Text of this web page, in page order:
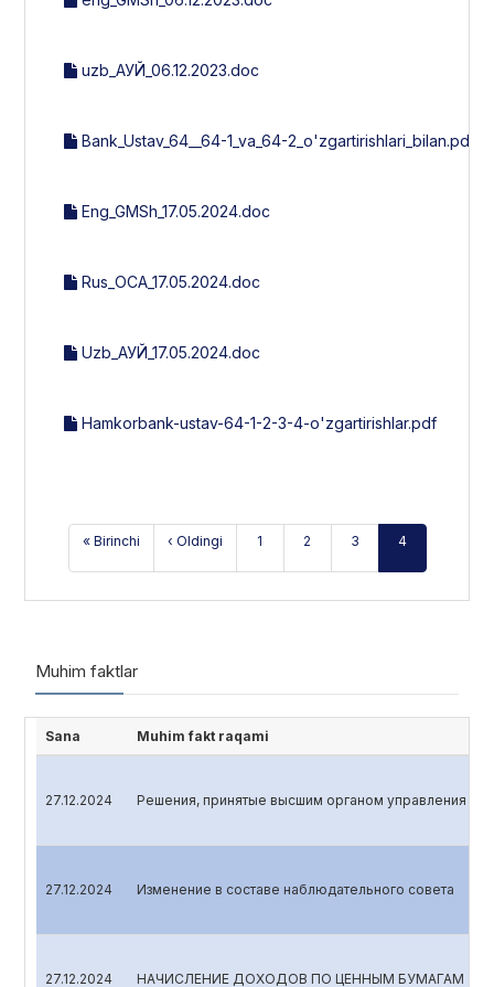
uzb_АУЙ_06.12.2023.doc
Bank_Ustav_64__64-1_va_64-2_o'zgartirishlari_bilan.pdf
Eng_GMSh_17.05.2024.doc
Rus_ОСА_17.05.2024.doc
Uzb_АУЙ_17.05.2024.doc
Hamkorbank-ustav-64-1-2-3-4-o'zgartirishlar.pdf
« Birinchi ‹ Oldingi 1 2 3 4
Muhim faktlar
Sana Muhim fakt raqami
27.12.2024 Решения, принятые высшим органом управления
27.12.2024 Изменение в составе наблюдательного совета
27.12.2024 НАЧИСЛЕНИЕ ДОХОДОВ ПО ЦЕННЫМ БУМАГАМ